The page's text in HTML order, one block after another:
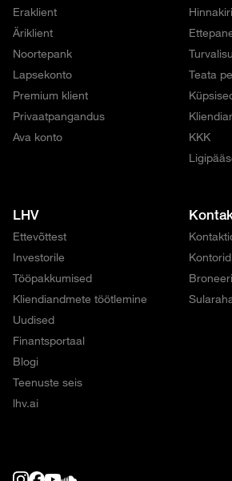
Eraklient
Äriklient
Noortepank
Lapsekonto
Premium klient
Privaatpangandus
Ava konto
Teata
KKK
LHV
Ettevõttest
Investorile
Tööpakkumised
Kliendiandmete töötlemine
Uudised
Finantsportaal
Blogi
Teenuste seis
lhv.ai
Kontorid